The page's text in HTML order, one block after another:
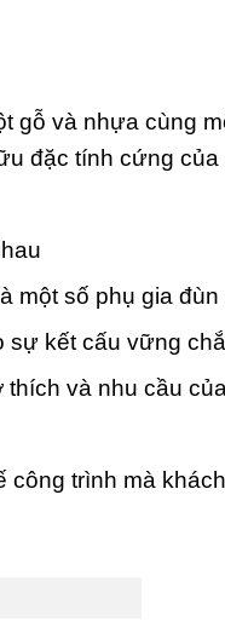
gỗ và nhựa cùng
đặc tính cứng
một số phụ gia
sự kết cấu vững
và nhu cầu
trình mà